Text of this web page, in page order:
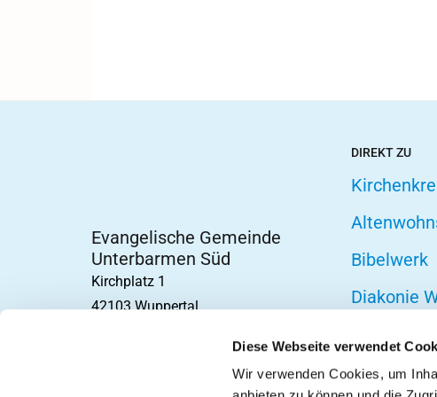
Diese Webseite verwendet
Wir verwenden Cookies, um
Evangelische Gemeinde
Unterbarmen Süd
Kirchplatz 1
42103 Wuppertal
DIREKT ZU
Bibelwerk
Diakonie